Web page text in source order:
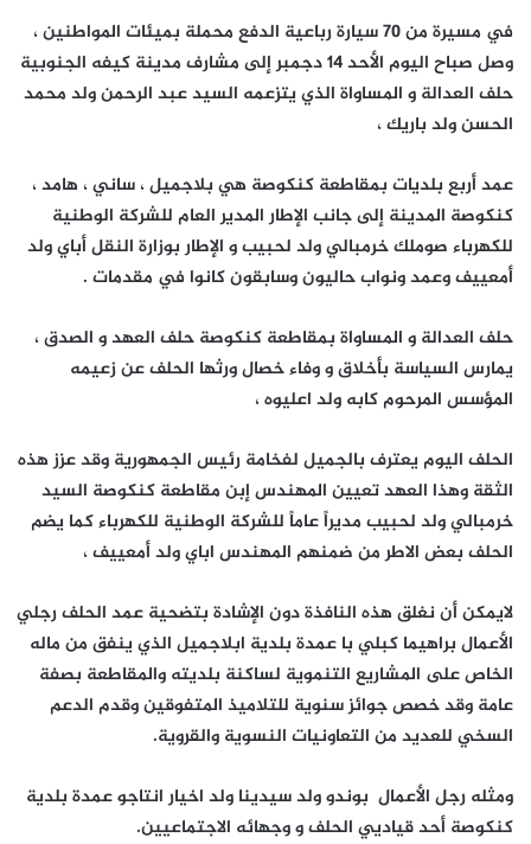
في مسيرة من 70 سيارة رباعية الدفع محملة بميئات المواطنين ،
وصل صباح اليوم الأحد 14 دجمبر إلى مشارف مدينة كيفه الجنوبية
حلف العدالة و المساواة الذي يتزعمه السيد عبد الرحمن ولد محمد
الحسن ولد باريك ،
عمد أربع بلديات بمقاطعة كنكوصة هي بلاجميل ، ساني ، هامد ،
كنكوصة المدينة إلى جانب الإطار المدير العام للشركة الوطنية
للكهرباء صوملك خرمبالي ولد لحبيب و الإطار بوزارة النقل أباي ولد
أمعييف وعمد ونواب حاليون وسابقون كانوا في مقدمات .
حلف العدالة و المساواة بمقاطعة كنكوصة حلف العهد و الصدق ،
يمارس السياسة بأخلاق و وفاء خصال ورثها الحلف عن زعيمه
المؤسس المرحوم كابه ولد اعليوه ،
الحلف اليوم يعترف بالجميل لفخامة رئيس الجمهورية وقد عزز هذه
الثقة وهذا العهد تعيين المهندس إبن مقاطعة كنكوصة السيد
خرمبالي ولد لحبيب مديراً عاماً للشركة الوطنية للكهرباء كما يضم
الحلف بعض الاطر من ضمنهم المهندس اباي ولد أمعييف ،
لايمكن أن نغلق هذه النافذة دون الإشادة بتضحية عمد الحلف رجلي
الأعمال براهيما كبلي با عمدة بلدية ابلاجميل الذي ينفق من ماله
الخاص على المشاريع التنموية لساكنة بلديته والمقاطعة بصفة
عامة وقد خصص جوائز سنوية للتلاميذ المتفوقين وقدم الدعم
السخي للعديد من التعاونيات النسوية والقروية.
ومثله رجل الأعمال بوندو ولد سيدينا ولد اخيار انتاجو عمدة بلدية
كنكوصة أحد قياديي الحلف و وجهائه الاجتماعيين.